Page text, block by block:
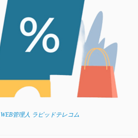
WEB管理人 ラピッドテレコム